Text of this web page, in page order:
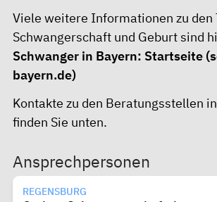
Viele weitere Informationen zu den
Schwangerschaft und Geburt sind
Schwanger in Bayern: Startseite
bayern.de)
Kontakte zu den Beratungsstellen
finden Sie unten.
Ansprechpersonen
REGENSBURG